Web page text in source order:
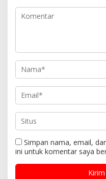
Simpan nama, email,
ini untuk komentar saya